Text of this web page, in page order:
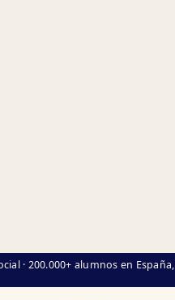
· 200.000+ alumnos en España,